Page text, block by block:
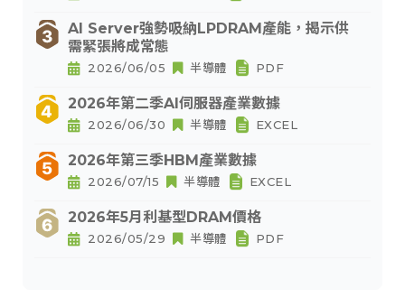
AI Server強勢吸納LPDRAM產能，揭示供
需緊張將成常態
2026/06/05 半導體 PDF
2026年第二季AI伺服器產業數據
2026/06/30 半導體 EXCEL
2026年第三季HBM產業數據
2026/07/15 半導體 EXCEL
2026年5月利基型DRAM價格
2026/05/29 半導體 PDF